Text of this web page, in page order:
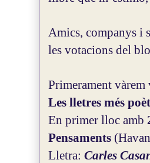
Amics, companys i
les votacions del
Primerament vàrem
Les lletres més
En primer lloc amb
Pensaments
Lletra: Carles